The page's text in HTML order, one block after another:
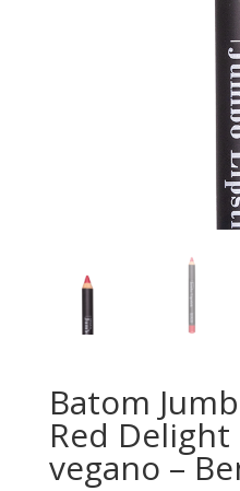
Batom
Red
vegano –